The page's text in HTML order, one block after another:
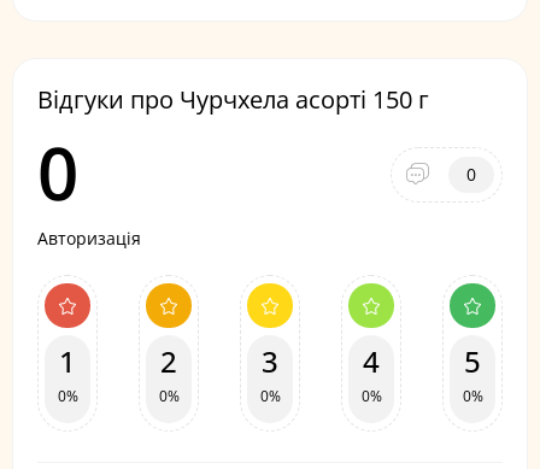
Відгуки про Чурчхела асорті 150 г
0 0
Авторизація
1
0%
2
0%
3
0%
4
0%
5
0%